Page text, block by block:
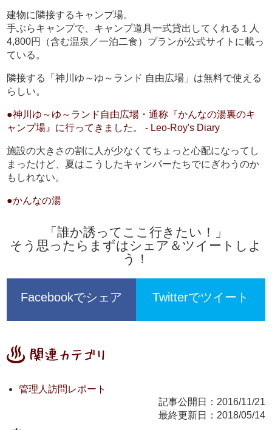
建物に隣接するキャンプ場。
手ぶらキャンプで、キャンプ道具一式貸出してくれる１人
4,800円（含む温泉／一泊二食）プランが公式サイトに載っ
ている。
隣接する「神川ゆ～ゆ～ランド 自由広場」は無料で使える
らしい。
●神川ゆ～ゆ～ランド自由広場・通称『かんなの湯裏のキ
ャンプ場』に行ってきました。 - Leo-Roy's Diary
施設の大きさの割に人が少なくてちょっと心配になってし
まったけど、夏はこうしたキャンパーたちでにぎわうのか
もしれない。
●かんなの湯
「誰か誘ってここ行きたい！」
そう思ったらまずはシェア＆ツイートしよ
う！
Facebookでシェア Twitterでツイート
管理人訪問レポート
記事公開日：2016/11/21
最終更新日：2018/05/14